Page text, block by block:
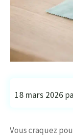
18 mars 2026
Vous craquez